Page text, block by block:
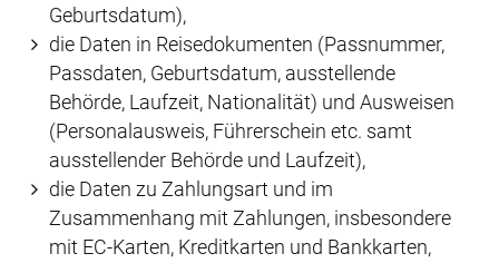
Geburtsdatum),
die Daten in Reisedokumenten (Passnummer,
Passdaten, Geburtsdatum, ausstellende
Behörde, Laufzeit, Nationalität) und Ausweisen
(Personalausweis, Führerschein etc. samt
ausstellender Behörde und Laufzeit),
die Daten zu Zahlungsart und im
Zusammenhang mit Zahlungen, insbesondere
mit EC-Karten, Kreditkarten und Bankkarten,